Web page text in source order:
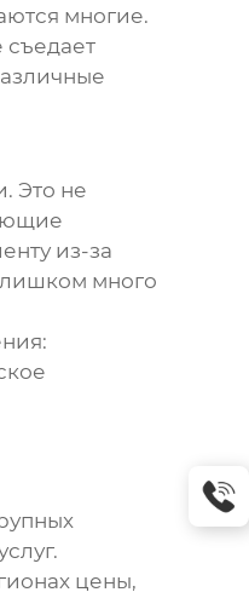
многие.
съедает
Это не
из-за
много
цены,